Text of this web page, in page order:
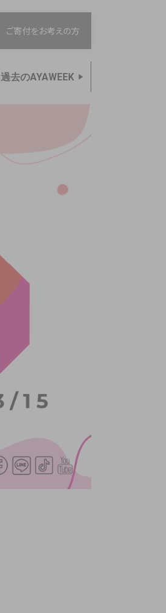
ご寄付をお考えの方
過去のAYAWEEK